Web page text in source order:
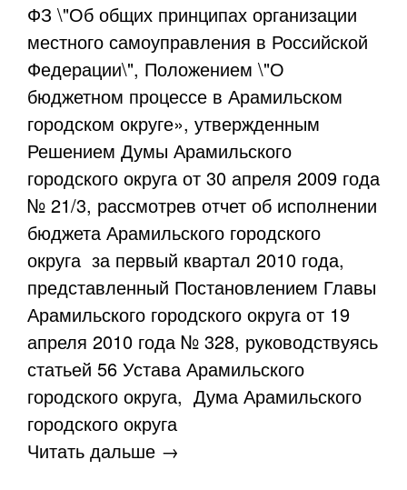
ФЗ \"Об общих принципах организации
местного самоуправления в Российской
Федерации\", Положением \"О
бюджетном процессе в Арамильском
городском округе», утвержденным
Решением Думы Арамильского
городского округа от 30 апреля 2009 года
№ 21/3, рассмотрев отчет об исполнении
бюджета Арамильского городского
округа за первый квартал 2010 года,
представленный Постановлением Главы
Арамильского городского округа от 19
апреля 2010 года № 328, руководствуясь
статьей 56 Устава Арамильского
городского округа, Дума Арамильского
городского округа
Читать дальше →